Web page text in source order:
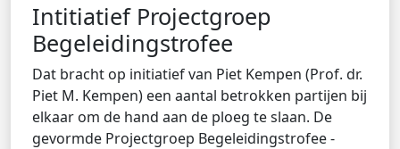
Intitiatief Projectgroep
Begeleidingstrofee
Dat bracht op initiatief van Piet Kempen (Prof. dr.
Piet M. Kempen) een aantal betrokken partijen bij
elkaar om de hand aan de ploeg te slaan. De
gevormde Projectgroep Begeleidingstrofee -